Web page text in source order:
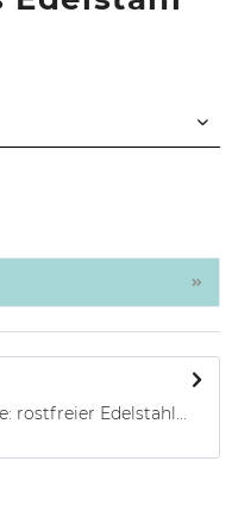
rostfreier Edelstahl...